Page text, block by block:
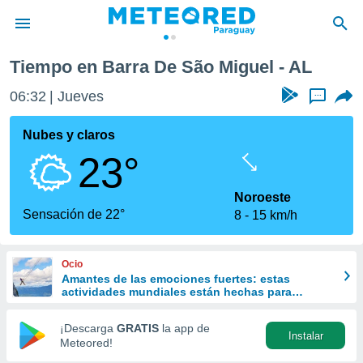
de
ha
calidad.
a este
las
y
forma
digital
basada
Tiempo en Barra De São Miguel - AL
06:32 Jueves ...
Nubes y claros
23°
Sensación de 22°
Noroeste
8
15 km/h
Ocio
Amantes de las emociones fuertes: estas
actividades mundiales están hechas para
¡Descarga GRATIS la app de
Meteored!
Instalar